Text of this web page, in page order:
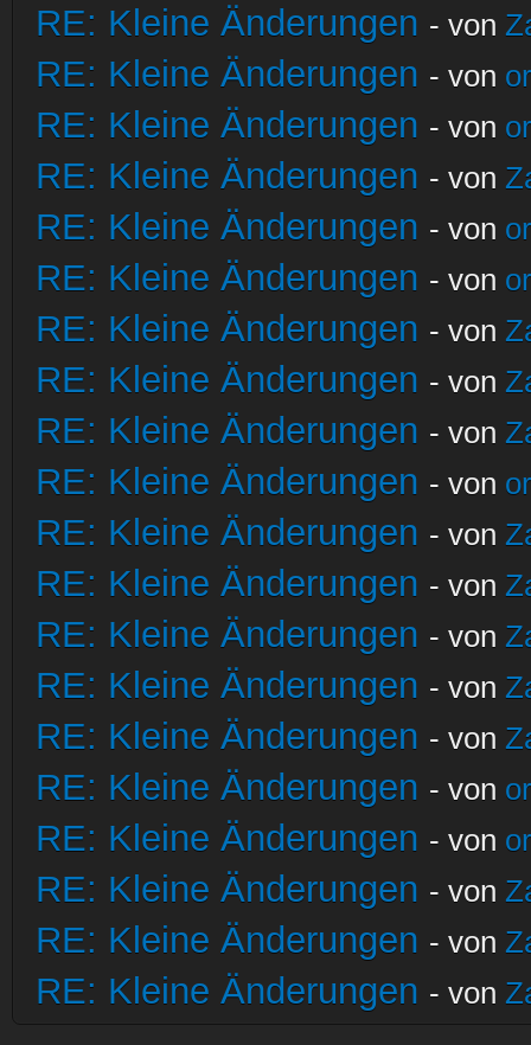
RE: Kleine Änderungen - von
RE: Kleine Änderungen - von
RE: Kleine Änderungen - von
RE: Kleine Änderungen - von
RE: Kleine Änderungen - von
RE: Kleine Änderungen - von
RE: Kleine Änderungen - von
RE: Kleine Änderungen - von
RE: Kleine Änderungen - von
RE: Kleine Änderungen - von
RE: Kleine Änderungen - von
RE: Kleine Änderungen - von
RE: Kleine Änderungen - von
RE: Kleine Änderungen - von
RE: Kleine Änderungen - von
RE: Kleine Änderungen - von
RE: Kleine Änderungen - von
RE: Kleine Änderungen - von
RE: Kleine Änderungen - von
RE: Kleine Änderungen - von